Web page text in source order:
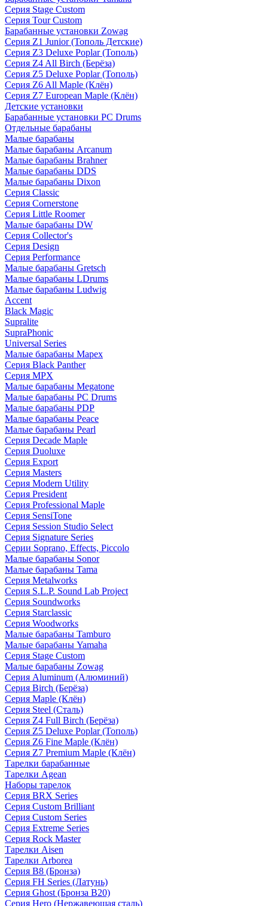
Серия Stage Custom
Серия Tour Custom
Барабанные установки Zowag
Серия Z1 Junior (Тополь Детские)
Серия Z3 Deluxe Poplar (Тополь)
Серия Z4 All Birch (Берёза)
Серия Z5 Deluxe Poplar (Тополь)
Серия Z6 All Maple (Клён)
Серия Z7 European Maple (Клён)
Детские установки
Барабанные установки PC Drums
Отдельные барабаны
Малые барабаны
Малые барабаны Arcanum
Малые барабаны Brahner
Малые барабаны DDS
Малые барабаны Dixon
Серия Classic
Серия Cornerstone
Серия Little Roomer
Малые барабаны DW
Серия Collector's
Серия Design
Серия Performance
Малые барабаны Gretsch
Малые барабаны LDrums
Малые барабаны Ludwig
Accent
Black Magic
Supralite
SupraPhonic
Universal Series
Малые барабаны Mapex
Серия Black Panther
Серия MPX
Малые барабаны Megatone
Малые барабаны PC Drums
Малые барабаны PDP
Малые барабаны Peace
Малые барабаны Pearl
Серия Decade Maple
Серия Duoluxe
Серия Export
Серия Masters
Серия Modern Utility
Серия President
Серия Professional Maple
Серия SensiTone
Серия Session Studio Select
Серия Signature Series
Серии Soprano, Effects, Piccolo
Малые барабаны Sonor
Малые барабаны Tama
Серия Metalworks
Серия S.L.P. Sound Lab Project
Серия Soundworks
Серия Starclassic
Серия Woodworks
Малые барабаны Tamburo
Малые барабаны Yamaha
Серия Stage Custom
Малые барабаны Zowag
Серия Aluminum (Алюминий)
Серия Birch (Берёза)
Серия Maple (Клён)
Серия Steel (Сталь)
Серия Z4 Full Birch (Берёза)
Серия Z5 Deluxe Poplar (Тополь)
Серия Z6 Fine Maple (Клён)
Серия Z7 Premium Maple (Клён)
Тарелки барабанные
Тарелки Agean
Наборы тарелок
Серия BRX Series
Серия Custom Brilliant
Серия Custom Series
Серия Extreme Series
Серия Rock Master
Тарелки Aisen
Тарелки Arborea
Серия B8 (Бронза)
Серия FH Series (Латунь)
Серия Ghost (Бронза B20)
Серия Hero (Нержавеющая сталь)